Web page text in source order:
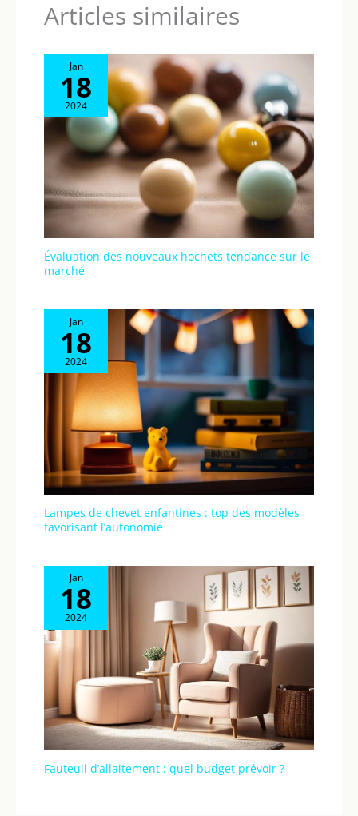
Articles similaires
Jan
18
2024
Évaluation des nouveaux hochets tendance sur le
marché
Jan
18
2024
Lampes de chevet enfantines : top des modèles
favorisant l’autonomie
Jan
18
2024
Fauteuil d’allaitement : quel budget prévoir ?